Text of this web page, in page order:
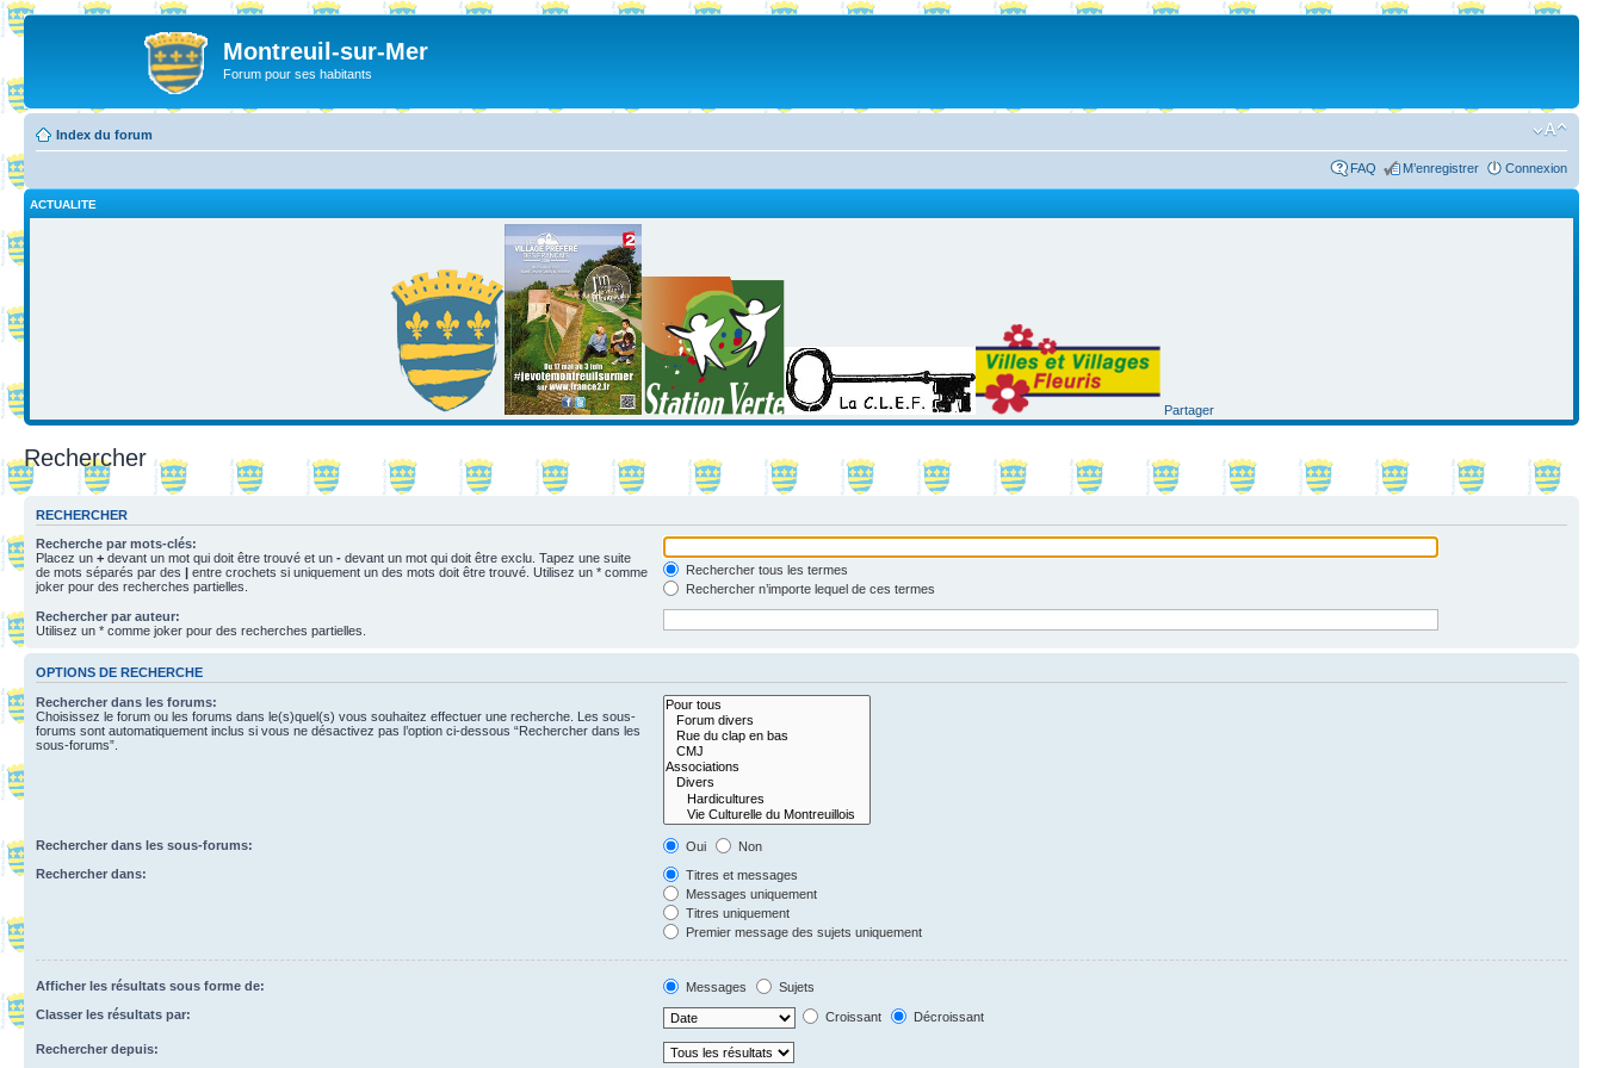
Montreuil-sur-Mer
Forum pour ses habitants
Index du forum
FAQ M’enregistrer Connexion
ACTUALITE
Partager
Rechercher
RECHERCHER
Recherche par mots-clés:
Placez un + devant un mot qui doit être trouvé et un - devant un mot qui doit être exclu. Tapez une suite
de mots séparés par des | entre crochets si uniquement un des mots doit être trouvé. Utilisez un * comme
joker pour des recherches partielles.
Rechercher tous les termes
Rechercher n’importe lequel de ces termes
Rechercher par auteur:
Utilisez un * comme joker pour des recherches partielles.
OPTIONS DE RECHERCHE
Rechercher dans les forums:
Choisissez le forum ou les forums dans le(s)quel(s) vous souhaitez effectuer une recherche. Les sous-
forums sont automatiquement inclus si vous ne désactivez pas l’option ci-dessous “Rechercher dans les
sous-forums”.
Rechercher dans les sous-forums: Oui
Non
Rechercher dans:
Titres et messages
Messages uniquement
Titres uniquement
Premier message des sujets uniquement
Afficher les résultats sous forme de: Messages
Sujets
Classer les résultats par:
Croissant Décroissant
Rechercher depuis: